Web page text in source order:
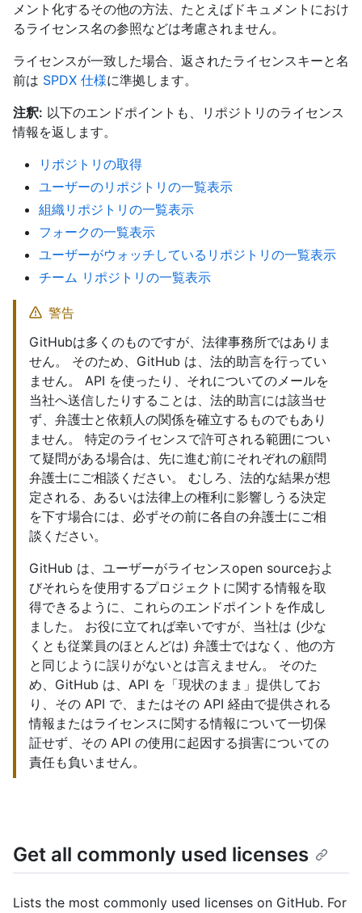
メント化するその他の方法、たとえばドキュメントにおけ
るライセンス名の参照などは考慮されません。
ライセンスが一致した場合、返されたライセンスキーと名
前は SPDX 仕様に準拠します。
注釈: 以下のエンドポイントも、リポジトリのライセンス
情報を返します。
リポジトリの取得
ユーザーのリポジトリの一覧表示
組織リポジトリの一覧表示
フォークの一覧表示
ユーザーがウォッチしているリポジトリの一覧表示
チーム リポジトリの一覧表示
警告
GitHubは多くのものですが、法律事務所ではありま
せん。 そのため、GitHub は、法的助言を行ってい
ません。 API を使ったり、それについてのメールを
当社へ送信したりすることは、法的助言には該当せ
ず、弁護士と依頼人の関係を確立するものでもあり
ません。 特定のライセンスで許可される範囲につい
て疑問がある場合は、先に進む前にそれぞれの顧問
弁護士にご相談ください。 むしろ、法的な結果が想
定される、あるいは法律上の権利に影響しうる決定
を下す場合には、必ずその前に各自の弁護士にご相
談ください。
GitHub は、ユーザーがライセンスopen sourceおよ
びそれらを使用するプロジェクトに関する情報を取
得できるように、これらのエンドポイントを作成し
ました。 お役に立てれば幸いですが、当社は (少な
くとも従業員のほとんどは) 弁護士ではなく、他の方
と同じように誤りがないとは言えません。 そのた
め、GitHub は、API を「現状のまま」提供してお
り、その API で、またはその API 経由で提供される
情報またはライセンスに関する情報について一切保
証せず、その API の使用に起因する損害についての
責任も負いません。
Get all commonly used licenses
Lists the most commonly used licenses on GitHub. For